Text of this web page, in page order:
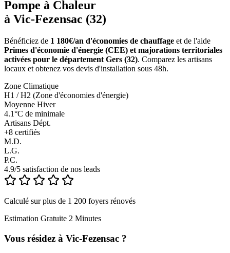
Pompe à Chaleur
à Vic-Fezensac (32)
Bénéficiez de 1 180€/an d'économies de chauffage et de l'aide
Primes d'économie d'énergie (CEE) et majorations territoriales
activées pour le département Gers (32). Comparez les artisans
locaux et obtenez vos devis d'installation sous 48h.
Zone Climatique
H1 / H2 (Zone d'économies d'énergie)
Moyenne Hiver
4.1°C de minimale
Artisans Dépt.
+8 certifiés
M.D.
L.G.
P.C.
4.9/5 satisfaction de nos leads
Calculé sur plus de 1 200 foyers rénovés
Estimation Gratuite 2 Minutes
Vous résidez à Vic-Fezensac ?